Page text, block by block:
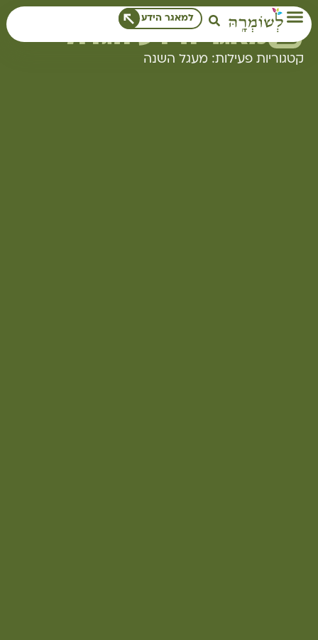
לתוכן
למאגר הידע
מאגר הידע הגדול
קטגוריות פעילות: מעגל השנה